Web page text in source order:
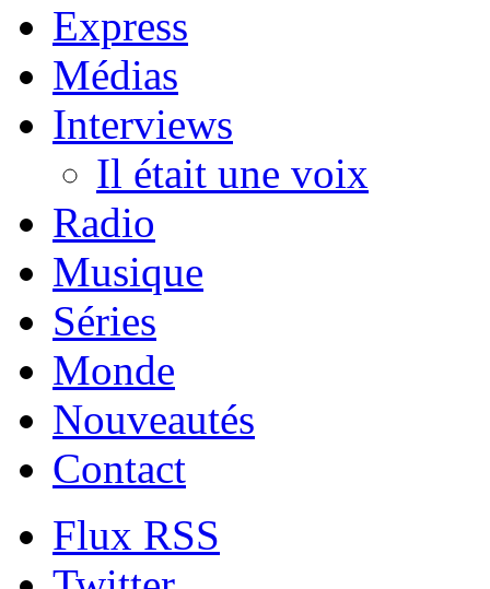
Express
Médias
Interviews
Il était une voix
Radio
Musique
Séries
Monde
Nouveautés
Contact
Flux RSS